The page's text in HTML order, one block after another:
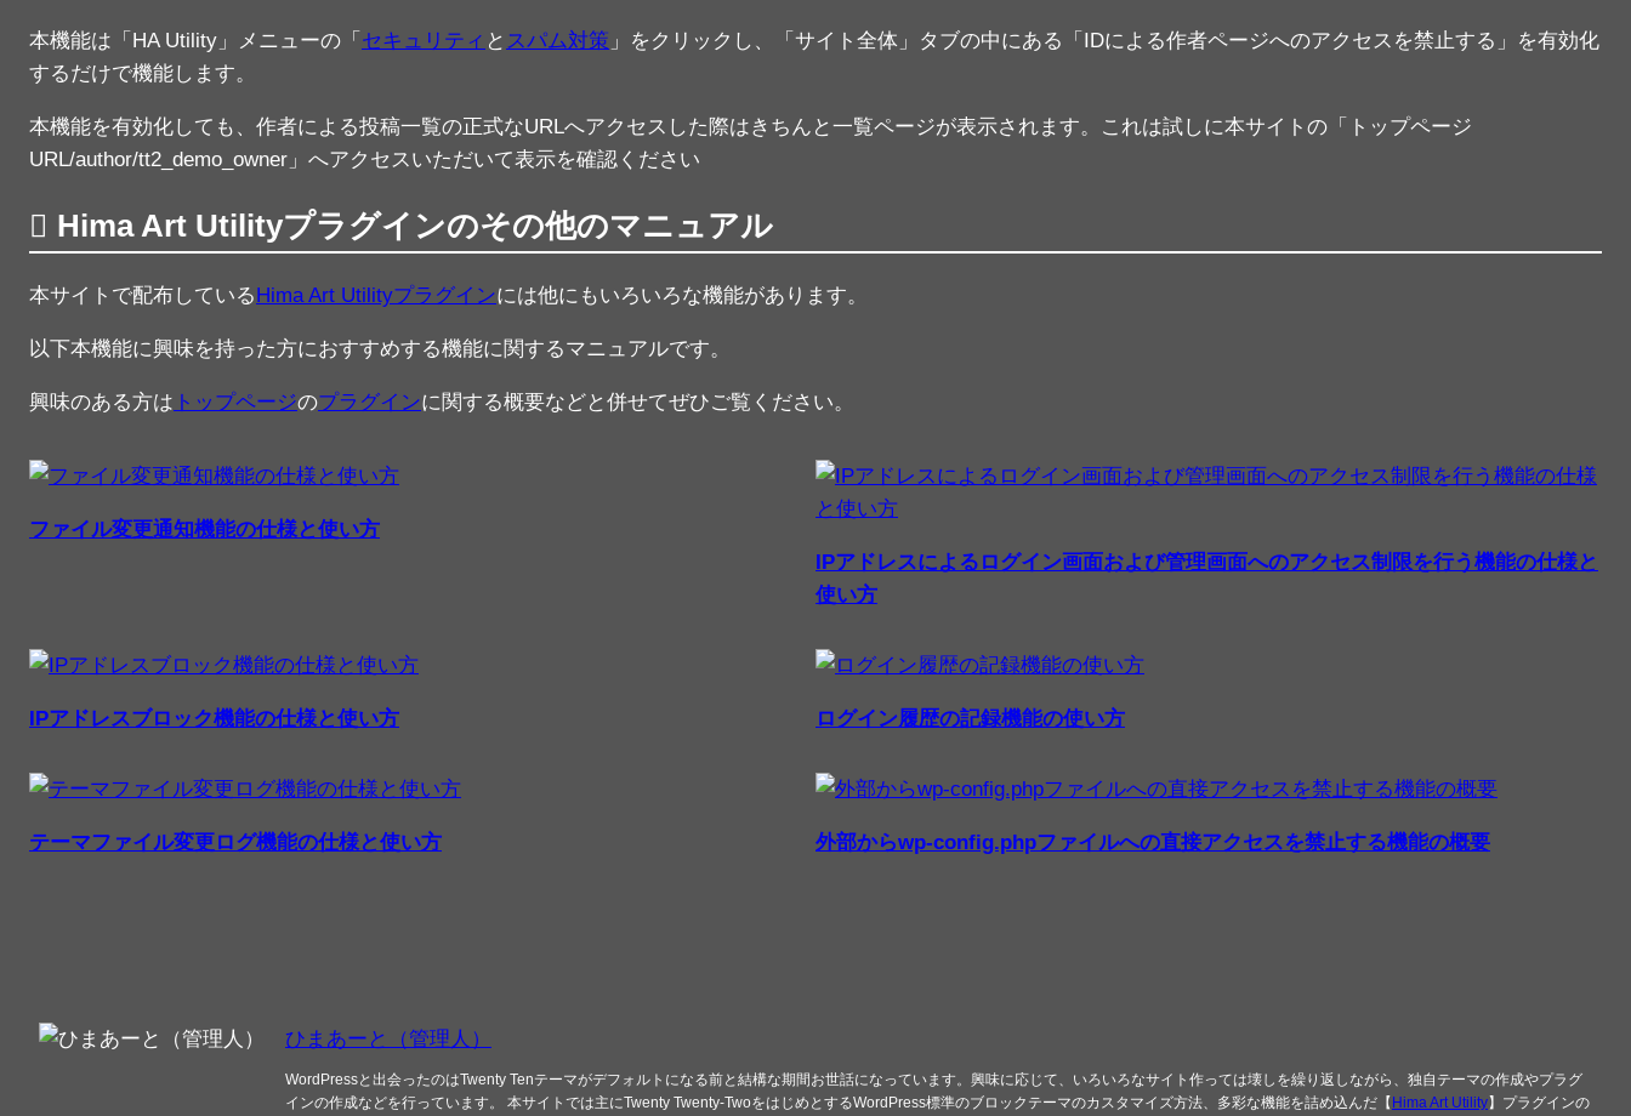
本機能は「HA Utility」メニューの「 セキュリティ と スパム対策 」をクリックし、「サイト全体」タブの中にある「IDによる作者ページへのアクセスを禁止する」を有効化
するだけで機能します。
本機能を有効化しても、作者による投稿一覧の正式なURLへアクセスした際はきちんと一覧ページが表示されます。これは試しに本サイトの「トップページ
URL/author/tt2_demo_owner」へアクセスいただいて表示を確認ください
Hima Art Utilityプラグインのその他のマニュアル
本サイトで配布している Hima Art Utilityプラグインには他にもいろいろな機能があります。
以下本機能に興味を持った方におすすめする機能に関するマニュアルです。
興味のある方は トップページのプラグインに関する概要などと併せてぜひご覧ください。
ファイル変更通知機能の仕様と使い方
IPアドレスによるログイン画面および管理画面へのアクセス制限を行う機能の仕様と
使い方
IPアドレスブロック機能の仕様と使い方 ログイン履歴の記録機能の使い方
テーマファイル変更ログ機能の仕様と使い方 外部からwp-config.phpファイルへの直接アクセスを禁止する機能の概要
ひまあーと（管理人）
WordPressと出会ったのはTwenty Tenテーマがデフォルトになる前と結構な期間お世話になっています。興味に応じて、いろいろなサイト作っては壊しを繰り返しながら、独自テーマの作成やプラグ
インの作成などを行っています。 本サイトでは主にTwenty Twenty-TwoをはじめとするWordPress標準のブロックテーマのカスタマイズ方法、多彩な機能を詰め込んだ【 Hima Art Utility】プラグインの